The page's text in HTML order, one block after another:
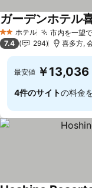
2 ホテルのランク
ホテル 市内を一望
ガーデンホテル
7.4 294 喜多方,
最安値 ￥13,036
4件のサイトの料金